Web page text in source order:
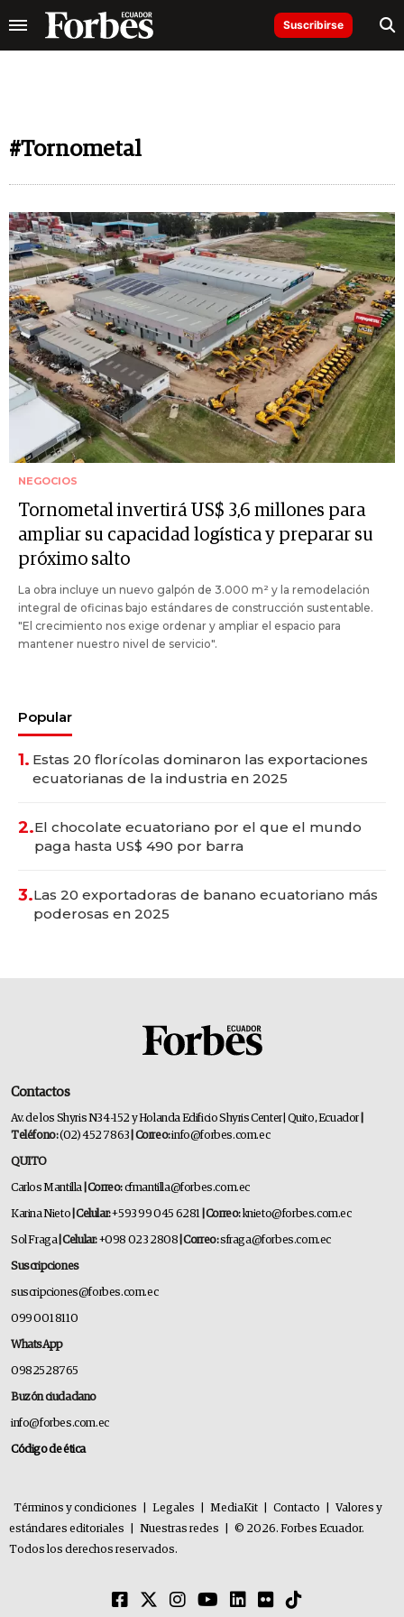
Suscribirse
#Tornometal
NEGOCIOS
Tornometal invertirá US$ 3,6 millones para
ampliar su capacidad logística y preparar su
próximo salto
La obra incluye un nuevo galpón de 3.000 m² y la remodelación
integral de oficinas bajo estándares de construcción sustentable.
"El crecimiento nos exige ordenar y ampliar el espacio para
mantener nuestro nivel de servicio".
Popular
1. Estas 20 florícolas dominaron las exportaciones
ecuatorianas de la industria en 2025
2.El chocolate ecuatoriano por el que el mundo
paga hasta US$ 490 por barra
3.Las 20 exportadoras de banano ecuatoriano más
poderosas en 2025
Contactos
Av. de los Shyris N34-152 y Holanda Edificio Shyris Center | Quito, Ecuador
Teléfono:(02) 452 7863 | Correo:info@forbes.com.ec
QUITO
Carlos Mantilla | Correo:cfmantilla@forbes.com.ec
Karina Nieto | Celular:+593 99 045 6281 | Correo: knieto@forbes.com.ec
Sol Fraga | Celular:+098 023 2808 | Correo:sfraga@forbes.com.ec
Suscripciones
suscripciones@forbes.com.ec
099 001 8110
WhatsApp
0982528765
Buzón ciudadano
info@forbes.com.ec
Código de ética
Términos y condiciones Legales MediaKit Contacto
Valores y
estándares editoriales
Nuestras redes
© 2026. Forbes Ecuador.
Todos los derechos reservados.